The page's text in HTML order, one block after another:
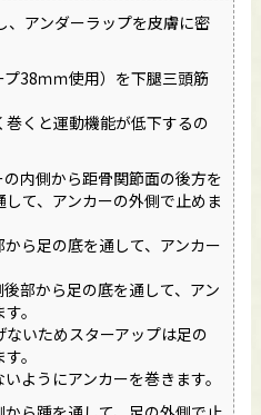
、アンダーラップを皮膚に密
プ38ｍｍ使用）を下腿三頭筋
くと運動機能が低下するの
内側から距骨関節面の後方を
て、アンカーの外側で止めま
ら足の底を通して、アンカー
部から足の底を通して、アン
。
いためスターアップは足の
。
ようにアンカーを巻きます。